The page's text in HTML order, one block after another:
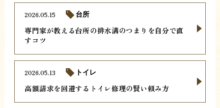
専門家が教える台所の排水溝のつまりを自分で直
すコツ
2026.05.15 台所
高額請求を回避するトイレ修理の賢い頼み方
2026.05.13 トイレ